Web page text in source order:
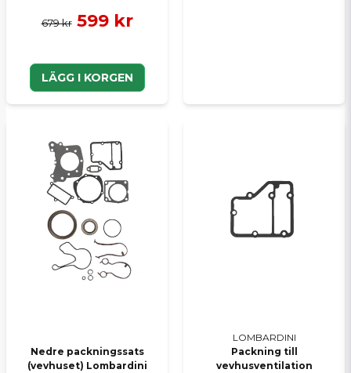
679 kr 599 kr
LÄGG I KORGEN
Nedre packningssats
(vevhuset) Lombardini
LOMBARDINI
Packning till
vevhusventilation